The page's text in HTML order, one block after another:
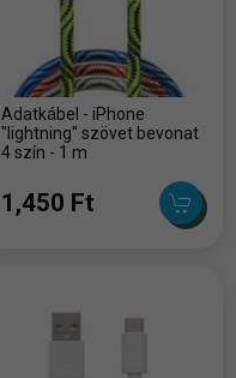
Adatkábel - iPhone
"lightning" szövet bevonat
4 szín - 1 m
1,450 Ft